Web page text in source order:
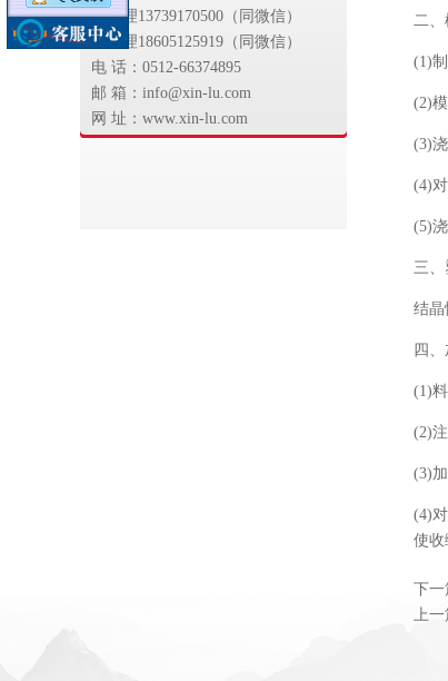
胡经理13739170500（同微信）
李经理18605125919（同微信）
电 话：0512-66374895
邮 箱：info@xin-lu.com
网 址：www.xin-lu.com
二、
(1)
(2)
(3)
(4)
(5)
三、
结晶
四
(1)
(2)
(3)
(4)
使收
下一
上一